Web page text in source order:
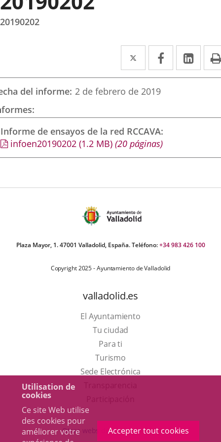
Utilisation de
cookies
Ce site Web utilise
des cookies pour
améliorer votre
Accepter tout cookies
20190202
Twitter
Enlace
a
una
externa.
Facebook
Enlace
a
externa.
a
del informe 2 de febrero de 2019
Informe de ensayos de la red RCCAVA
infoen20190202 (1.2 MB) (20 páginas)
Plaza Mayor, 1. 47001 Valladolid, España. Teléfono:+34 983 426 100
Copyright 2025 - Ayuntamiento de Valladolid
valladolid.es
El Ayuntamiento
Tu ciudad
Para ti
TurismoEste
enlace
una
Sede Electrónica
externa.
Otras webs del ayuntamiento